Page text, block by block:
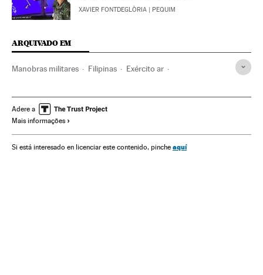
XAVIER FONTDEGLÒRIA | PEQUIM
ARQUIVADO EM
Manobras militares Filipinas Exército ar
Acidentes Estados Unidos
Acontecimentos
Adere a
Mais informações
Si está interesado en licenciar este contenido, pinche aquí